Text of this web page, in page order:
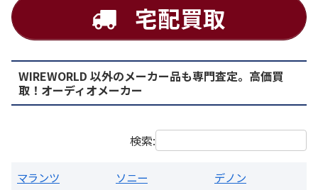
PMA-1500AE プリメインアンプ
買取価格：お問合せください
宅配買取
WIREWORLD 以外のメーカー品も専門査定。高価買
取！オーディオメーカー
検索:
マランツ ソニー
デノン